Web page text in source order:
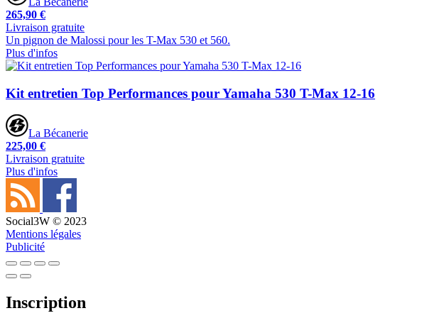
265,90 €
Livraison gratuite
Un pignon de Malossi pour les T-Max 530 et 560.
Plus d'infos
Kit entretien Top Performances pour Yamaha 530 T-Max 12-16
La Bécanerie
225,00 €
Livraison gratuite
Plus d'infos
Social3W © 2023
Mentions légales
Publicité
Inscription